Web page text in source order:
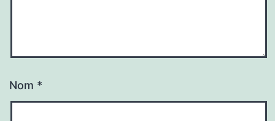
Nom *